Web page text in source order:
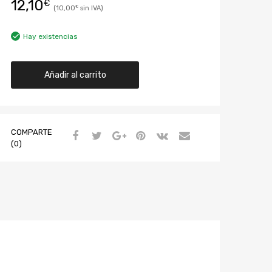
12,10€ 10,00€
Hay existencias
Añadir al carrito
COMPARTE
(0)